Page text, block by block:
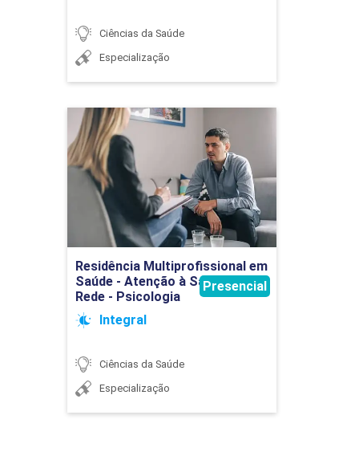
Ciências da Saúde
Especialização
Residência Multiprofissional em
Saúde - Atenção à Saúde em
Rede - Psicologia
Integral
Presencial
Ciências da Saúde
Especialização
Residência
Multiprofissional em Saúde
- Atenção à Saúde em Rede
- Psicologia
Detalhes do curso
Ir para Inscrição